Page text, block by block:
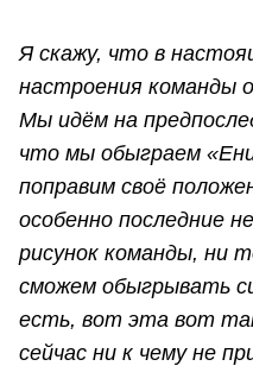
Я скажу, что в
настроения команды
Мы идём на
что мы обыграем
поправим своё
особенно последние
рисунок команды, ни
сможем обыгрывать
есть, вот эта вот
сейчас ни к чему не